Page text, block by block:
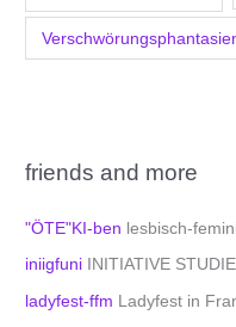
friends and more
"ÖTE"KI-ben lesbisch-
iniigfuni INITIATIVE
ladyfest-ffm Ladyfest in